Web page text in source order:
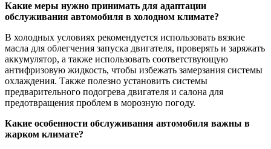
Какие меры нужно принимать для адаптации
обслуживания автомобиля в холодном климате?
В холодных условиях рекомендуется использовать вязкие
масла для облегчения запуска двигателя, проверять и заряжать
аккумулятор, а также использовать соответствующую
антифризовую жидкость, чтобы избежать замерзания системы
охлаждения. Также полезно установить системы
предварительного подогрева двигателя и салона для
предотвращения проблем в морозную погоду.
Какие особенности обслуживания автомобиля важны в
жарком климате?